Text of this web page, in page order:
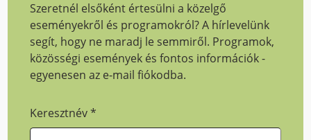
Szeretnél elsőként értesülni a közelgő
eseményekről és programokról? A hírlevelünk
segít, hogy ne maradj le semmiről. Programok,
közösségi események és fontos információk -
egyenesen az e-mail fiókodba.
Keresztnév*